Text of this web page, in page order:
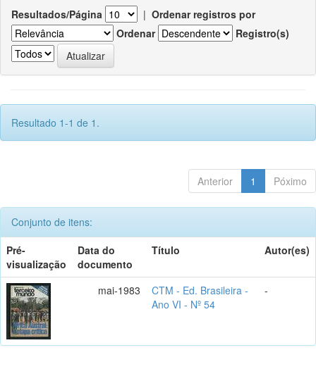
Resultados/Página | Ordenar registros por
Ordenar
Registro(s)
Resultado 1-1 de 1.
Anterior 1 Póximo
Conjunto de itens:
Pré-
visualização
Data do
documento
Título Autor(es)
mai-1983
CTM - Ed. Brasileira -
Ano VI - Nº 54
-